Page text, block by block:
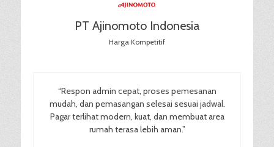
PT Ajinomoto Indonesia
Harga Kompetitif
“Respon admin cepat, proses pemesanan
mudah, dan pemasangan selesai sesuai jadwal.
Pagar terlihat modern, kuat, dan membuat area
rumah terasa lebih aman.”